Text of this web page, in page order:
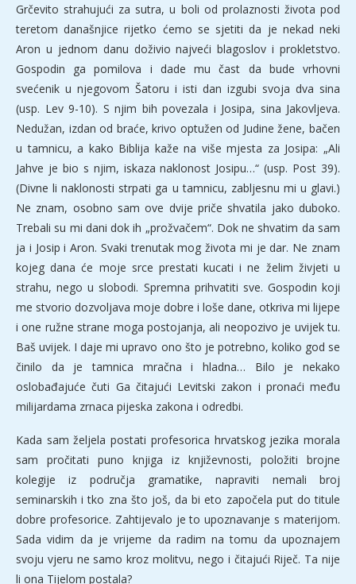
Grčevito strahujući za sutra, u boli od prolaznosti života pod
teretom današnjice rijetko ćemo se sjetiti da je nekad neki
Aron u jednom danu doživio najveći blagoslov i prokletstvo.
Gospodin ga pomilova i dade mu čast da bude vrhovni
svećenik u njegovom Šatoru i isti dan izgubi svoja dva sina
(usp. Lev 9-10). S njim bih povezala i Josipa, sina Jakovljeva.
Nedužan, izdan od braće, krivo optužen od Judine žene, bačen
u tamnicu, a kako Biblija kaže na više mjesta za Josipa: „Ali
Jahve je bio s njim, iskaza naklonost Josipu…“ (usp. Post 39).
(Divne li naklonosti strpati ga u tamnicu, zabljesnu mi u glavi.)
Ne znam, osobno sam ove dvije priče shvatila jako duboko.
Trebali su mi dani dok ih „prožvačem“. Dok ne shvatim da sam
ja i Josip i Aron. Svaki trenutak mog života mi je dar. Ne znam
kojeg dana će moje srce prestati kucati i ne želim živjeti u
strahu, nego u slobodi. Spremna prihvatiti sve. Gospodin koji
me stvorio dozvoljava moje dobre i loše dane, otkriva mi lijepe
i one ružne strane moga postojanja, ali neopozivo je uvijek tu.
Baš uvijek. I daje mi upravo ono što je potrebno, koliko god se
činilo da je tamnica mračna i hladna… Bilo je nekako
oslobađajuće čuti Ga čitajući Levitski zakon i pronaći među
milijardama zrnaca pijeska zakona i odredbi.
Kada sam željela postati profesorica hrvatskog jezika morala
sam pročitati puno knjiga iz književnosti, položiti brojne
kolegije iz područja gramatike, napraviti nemali broj
seminarskih i tko zna što još, da bi eto započela put do titule
dobre profesorice. Zahtijevalo je to upoznavanje s materijom.
Sada vidim da je vrijeme da radim na tomu da upoznajem
svoju vjeru ne samo kroz molitvu, nego i čitajući Riječ. Ta nije
li ona Tijelom postala?